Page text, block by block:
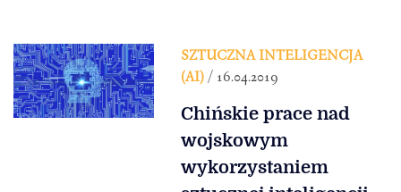
SZTUCZNA INTELIGENCJA
(AI)/ 16.04.2019
Chińskie prace nad
wojskowym
wykorzystaniem